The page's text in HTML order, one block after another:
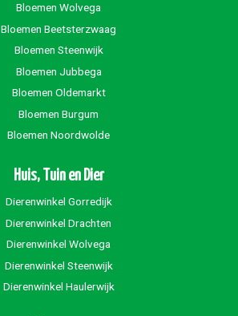
Bloemen Wolvega
Bloemen Beetsterzwaag
Bloemen Steenwijk
Bloemen Jubbega
Bloemen Oldemarkt
Bloemen Burgum
Bloemen Noordwolde
Huis, Tuin en Dier
Dierenwinkel Gorredijk
Dierenwinkel Drachten
Dierenwinkel Wolvega
Dierenwinkel Steenwijk
Dierenwinkel Haulerwijk